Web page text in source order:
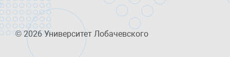
© 2026 Университет Лобачевского